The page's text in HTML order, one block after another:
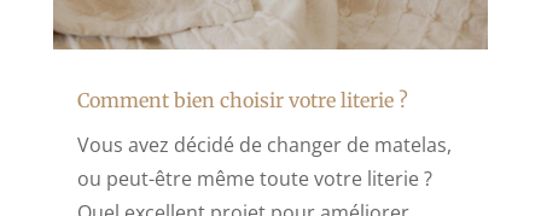
Comment bien choisir votre literie ?
Vous avez décidé de changer de matelas,
ou peut-être même toute votre literie ?